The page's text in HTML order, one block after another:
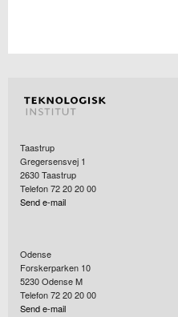
Taastrup
Gregersensvej 1
2630Taastrup
Telefon 72 20 20 00
Send e-mail
Odense
Forskerparken 10
5230Odense M
Telefon 72 20 20 00
Send e-mail